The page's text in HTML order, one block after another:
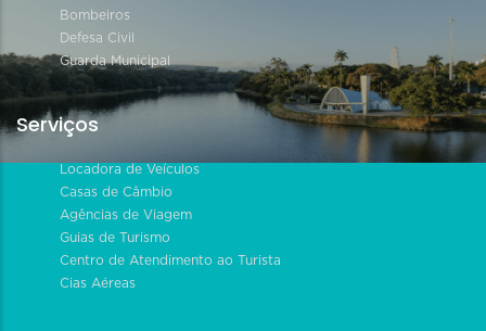
Bombeiros
Defesa Civil
Guarda Municipal
Serviços
Locadora de Veículos
Casas de Câmbio
Agências de Viagem
Guias de Turismo
Centro de Atendimento ao Turista
Cias Aéreas